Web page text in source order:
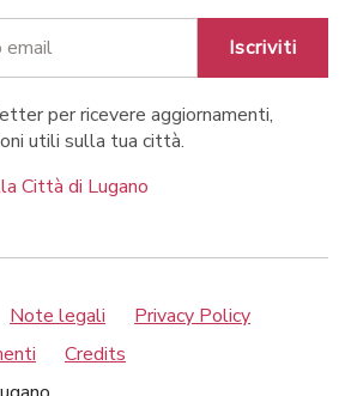
Iscriviti
per ricevere aggiornamenti,
utili sulla tua città.
Città di Lugano
Note legali
Privacy Policy
Credits